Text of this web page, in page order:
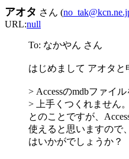
アオタ さん (
URL:null
To: なかやん さん
はじめまして アオタと
> Accessのmdbファイ
> 上手くつくれません。
とのことですが、
使えると思いますので
はいかがでしょうか？